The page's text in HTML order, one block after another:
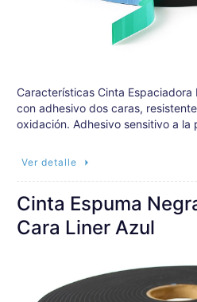
Características Cinta
con adhesivo dos caras,
oxidación. Adhesivo sensitivo a la
Ver detalle
Cinta Espuma
Cara Liner Azul